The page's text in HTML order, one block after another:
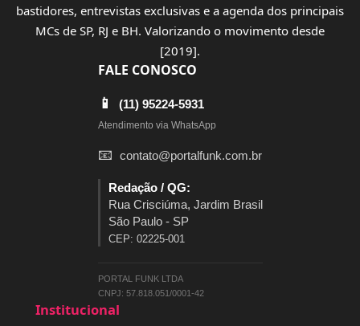
bastidores, entrevistas exclusivas e a agenda dos principais
MCs de SP, RJ e BH. Valorizando o movimento desde
[2019].
FALE CONOSCO
📱 (11) 95224-5931
Atendimento via WhatsApp
📧 contato@portalfunk.com.br
Redação / QG:
Rua Crisciúma, Jardim Brasil
São Paulo - SP
CEP: 02225-001
PORTAL FUNK LTDA
CNPJ: 57.818.051/0001-42
Institucional